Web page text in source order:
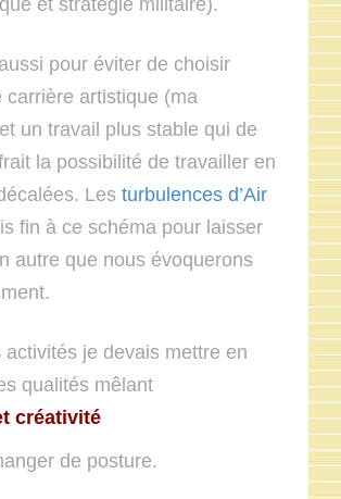
et stratégie militaire).
pour éviter de choisir
carrière artistique (ma
un travail plus stable qui de
la possibilité de travailler en
Les turbulences d’Air
fin à ce schéma pour laisser
autre que nous évoquerons
activités je devais mettre en
qualités mêlant
créativité
de posture.